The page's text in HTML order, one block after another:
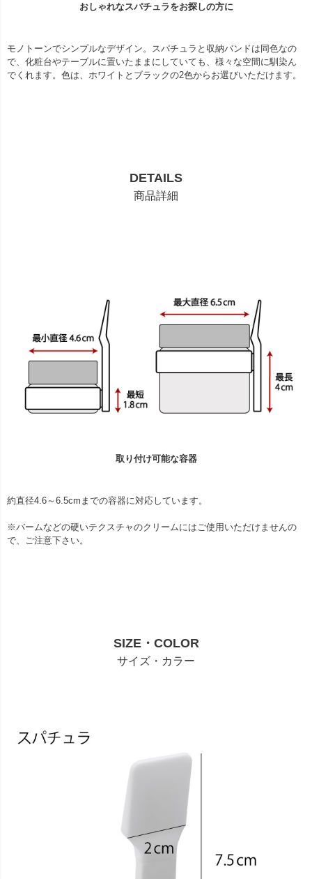
おしゃれなスパチュラをお探しの方に
モノトーンでシンプルなデザイン。スパチュラと収納バンドは同色なの
で、化粧台やテーブルに置いたままにしていても、様々な空間に馴染ん
でくれます。色は、ホワイトとブラックの2色からお選びいただけます。
DETAILS
商品詳細
取り付け可能な容器
約直径4.6～6.5cmまでの容器に対応しています。
※バームなどの硬いテクスチャのクリームにはご使用いただけませんの
で、ご注意下さい。
SIZE・COLOR
サイズ・カラー